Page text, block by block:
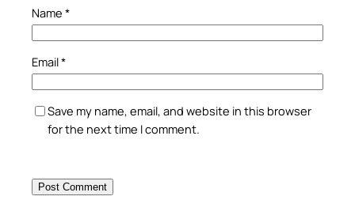
Name *
Email*
Save my name, email, and website in this browser
for the next time I comment.